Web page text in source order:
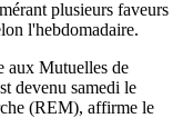
plusieurs faveurs
l'hebdomadaire.
aux Mutuelles de
devenu samedi le
(REM), affirme le